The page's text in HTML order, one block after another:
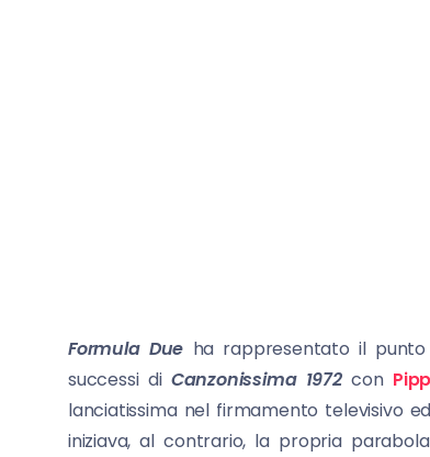
Formula Due ha rappresentato il
successi di Canzonissima 1972con
lanciatissima nel firmamento televisivo
iniziava, al contrario, la propria